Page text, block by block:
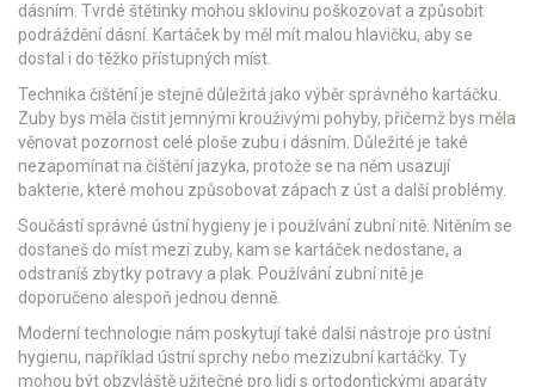
dásním. Tvrdé štětinky mohou sklovinu poškozovat a způsobit
podráždění dásní. Kartáček by měl mít malou hlavičku, aby se
dostal i do těžko přístupných míst.
Technika čištění je stejně důležitá jako výběr správného kartáčku.
Zuby bys měla čistit jemnými krouživými pohyby, přičemž bys měla
věnovat pozornost celé ploše zubu i dásním. Důležité je také
nezapomínat na čištění jazyka, protože se na něm usazují
bakterie, které mohou způsobovat zápach z úst a další problémy.
Součástí správné ústní hygieny je i používání zubní nitě. Nitěním se
dostaneš do míst mezi zuby, kam se kartáček nedostane, a
odstraníš zbytky potravy a plak. Používání zubní nitě je
doporučeno alespoň jednou denně.
Moderní technologie nám poskytují také další nástroje pro ústní
hygienu, například ústní sprchy nebo mezizubní kartáčky. Ty
mohou být obzvláště užitečné pro lidi s ortodontickými aparáty